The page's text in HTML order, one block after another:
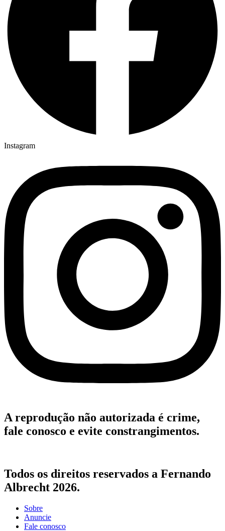
Instagram
A reprodução não autorizada é crime,
fale conosco e evite constrangimentos.
Todos os direitos reservados a Fernando
Albrecht 2026.
Sobre
Anuncie
Fale conosco